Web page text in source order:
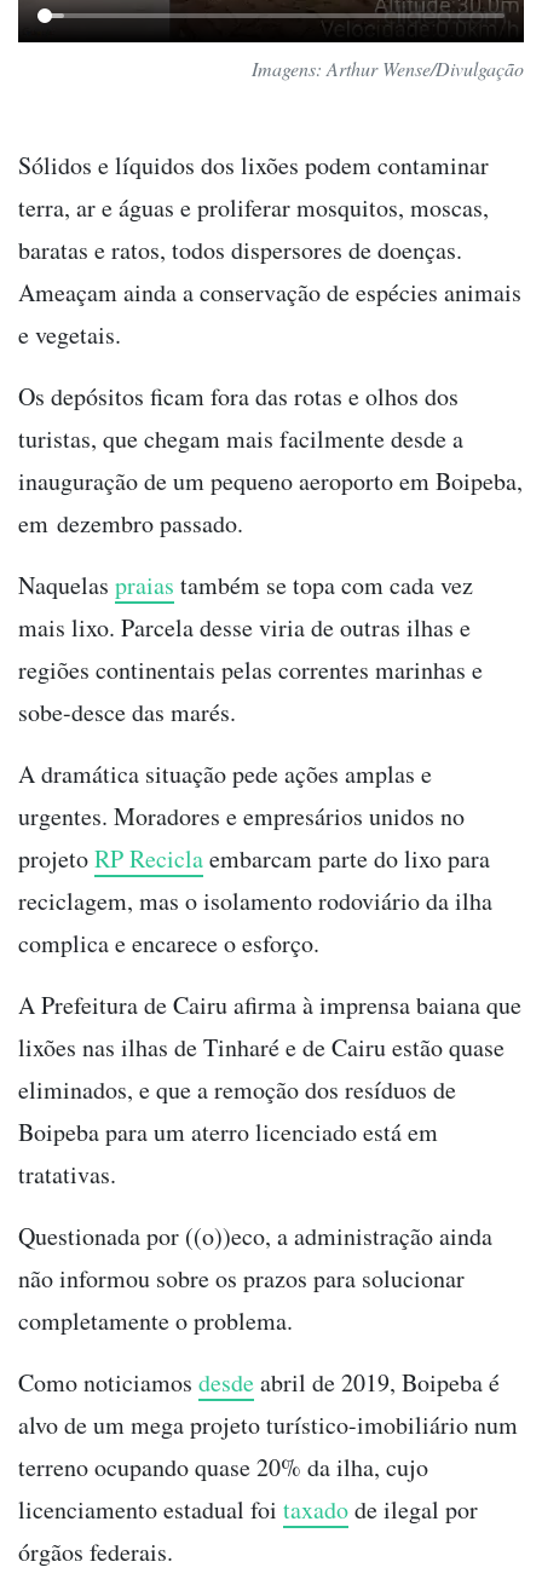
Imagens: Arthur Wense/Divulgação
Sólidos e líquidos dos lixões podem contaminar
terra, ar e águas e proliferar mosquitos, moscas,
baratas e ratos, todos dispersores de doenças.
Ameaçam ainda a conservação de espécies animais
e vegetais.
Os depósitos ficam fora das rotas e olhos dos
turistas, que chegam mais facilmente desde a
inauguração de um pequeno aeroporto em Boipeba,
em dezembro passado.
Naquelas praias também se topa com cada vez
mais lixo. Parcela desse viria de outras ilhas e
regiões continentais pelas correntes marinhas e
sobe-desce das marés.
A dramática situação pede ações amplas e
urgentes. Moradores e empresários unidos no
projetoRP Reciclaembarcam parte do lixo para
reciclagem, mas o isolamento rodoviário da ilha
complica e encarece o esforço.
A Prefeitura de Cairu afirma à imprensa baiana que
lixões nas ilhas de Tinharé e de Cairu estão quase
eliminados, e que a remoção dos resíduos de
Boipeba para um aterro licenciado está em
tratativas.
Questionada por ((o))eco, a administração ainda
não informou sobre os prazos para solucionar
completamente o problema.
Como noticiamos desdeabril de 2019, Boipeba é
alvo de um mega projeto turístico-imobiliário num
terreno ocupando quase 20% da ilha, cujo
licenciamento estadual foi taxadode ilegal por
órgãos federais.